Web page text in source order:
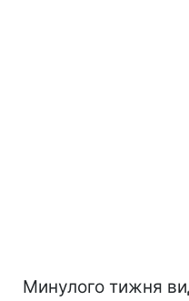
Минулого тижня